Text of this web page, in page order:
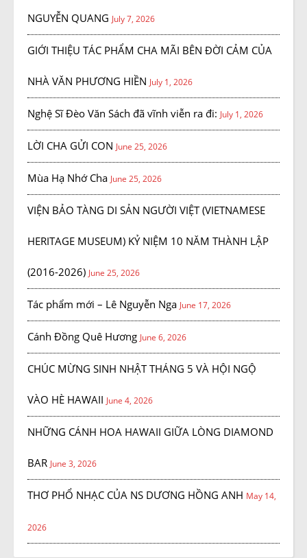
NGUYỄN QUANG July 7, 2026
GIỚI THIỆU TÁC PHẨM CHA MÃI BÊN ĐỜI CẢM CỦA
NHÀ VĂN PHƯƠNG HIỀN July 1, 2026
Nghệ Sĩ Đèo Văn Sách đã vĩnh viễn ra đi: July 1, 2026
LỜI CHA GỬI CON June 25, 2026
Mùa Hạ Nhớ Cha June 25, 2026
VIỆN BẢO TÀNG DI SẢN NGƯỜI VIỆT (VIETNAMESE
HERITAGE MUSEUM) KỶ NIỆM 10 NĂM THÀNH LẬP
(2016-2026) June 25, 2026
Tác phẩm mới – Lê Nguyễn Nga June 17, 2026
Cánh Đồng Quê Hương June 6, 2026
CHÚC MỪNG SINH NHẬT THÁNG 5 VÀ HỘI NGỘ
VÀO HÈ HAWAII June 4, 2026
NHỮNG CÁNH HOA HAWAII GIỮA LÒNG DIAMOND
BAR June 3, 2026
THƠ PHỔ NHẠC CỦA NS DƯƠNG HỒNG ANH May 14,
2026